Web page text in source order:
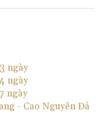
ngày
ngày
ngày
- Cao Nguyên Đá